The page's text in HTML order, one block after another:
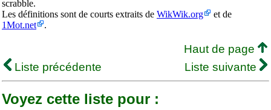
scrabble.
Les définitions sont de courts extraits de WikWik.org
et de
1Mot.net
.
Haut de page
Liste précédente
Liste suivante
Voyez cette liste pour :